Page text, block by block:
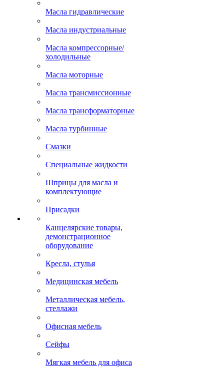
Масла гидравлические
Масла индустриальные
Масла компрессорные/
холодильные
Масла моторные
Масла трансмиссионные
Масла трансформаторные
Масла турбинные
Смазки
Специальные жидкости
Шприцы для масла и
комплектующие
Присадки
Канцелярские товары,
демонстрационное
оборудование
Кресла, стулья
Медицинская мебель
Металлическая мебель,
стеллажи
Офисная мебель
Сейфы
Мягкая мебель для офиса